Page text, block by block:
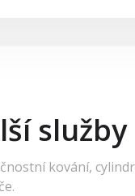
služby
kování,